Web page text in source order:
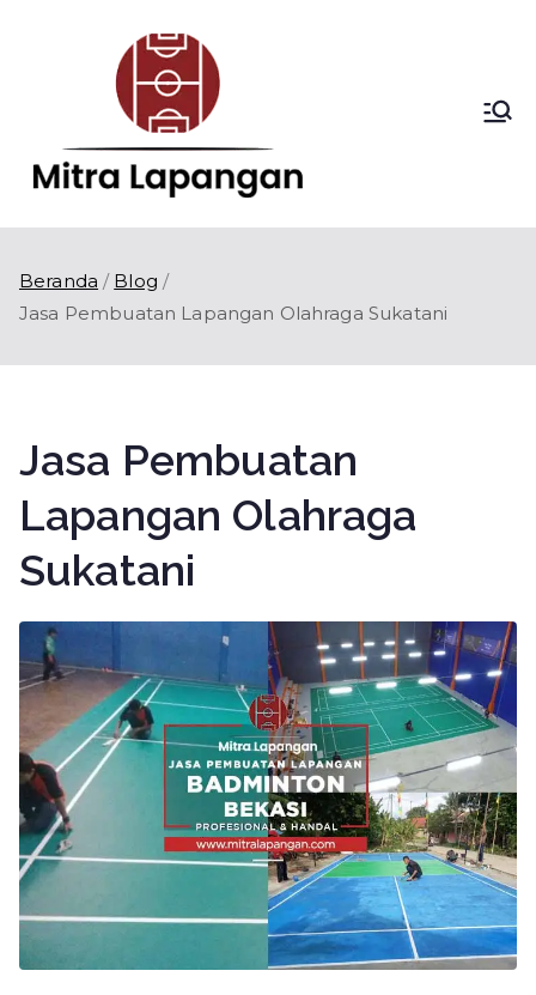
Beranda
Blog
Jasa Pembuatan Lapangan Olahraga Sukatani
Jasa Pembuatan
Lapangan Olahraga
Sukatani